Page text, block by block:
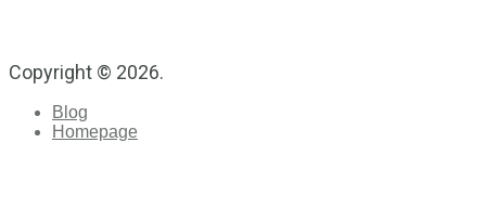
Copyright © 2026.
Blog
Homepage